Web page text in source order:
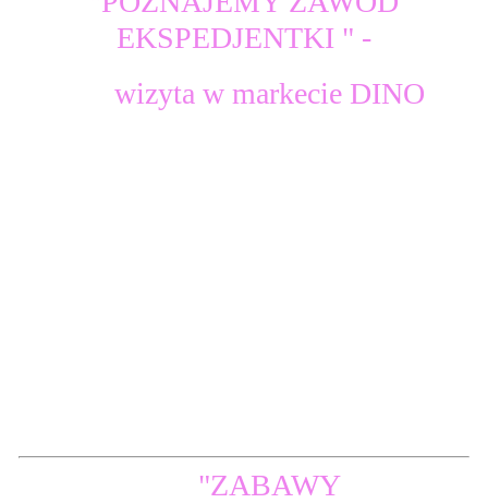
EKSPEDJENTKI " -
wizyta w markecie DINO
"ZABAWY